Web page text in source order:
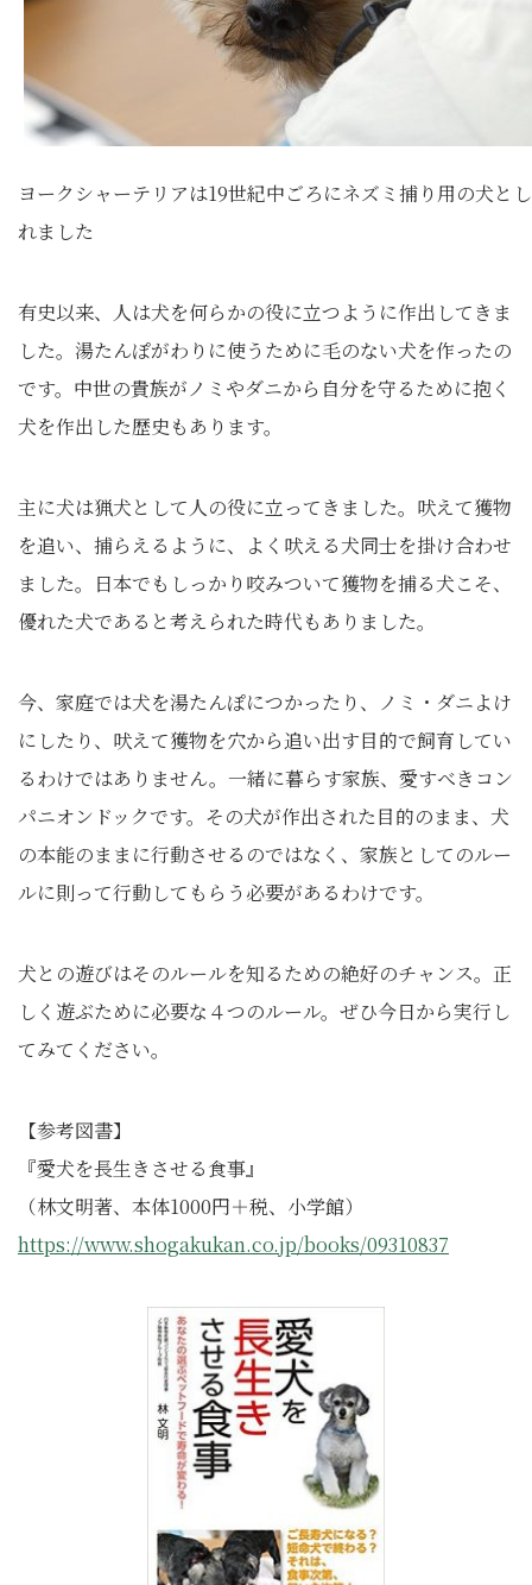
ヨークシャーテリアは19世紀中ごろにネズミ捕り用の犬と
れました
有史以来、人は犬を何らかの役に立つように作出してきま
した。湯たんぽがわりに使うために毛のない犬を作ったの
です。中世の貴族がノミやダニから自分を守るために抱く
犬を作出した歴史もあります。
主に犬は猟犬として人の役に立ってきました。吠えて獲物
を追い、捕らえるように、よく吠える犬同士を掛け合わせ
ました。日本でもしっかり咬みついて獲物を捕る犬こそ、
優れた犬であると考えられた時代もありました。
今、家庭では犬を湯たんぽにつかったり、ノミ・ダニよけ
にしたり、吠えて獲物を穴から追い出す目的で飼育してい
るわけではありません。一緒に暮らす家族、愛すべきコン
パニオンドックです。その犬が作出された目的のまま、犬
の本能のままに行動させるのではなく、家族としてのルー
ルに則って行動してもらう必要があるわけです。
犬との遊びはそのルールを知るための絶好のチャンス。正
しく遊ぶために必要な４つのルール。ぜひ今日から実行し
てみてください。
【参考図書】
『愛犬を長生きさせる食事』
（林文明著、本体1000円＋税、小学館）
https://www.shogakukan.co.jp/books/09310837